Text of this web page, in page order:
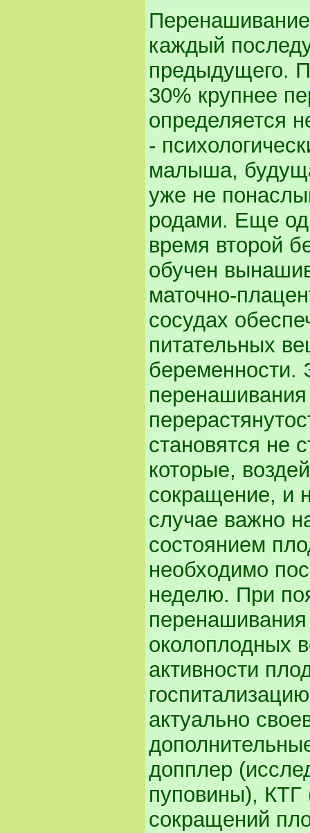
каждый
предыдущего.
30% крупнее
определяется
-
малыша,
уже не
родами. Еще
время второй
обучен
маточно-
сосудах
питательных
беременности.
перенашивания
становятся не
которые,
сокращение, и
случае важно
состоянием
необходимо
неделю. При
околоплодных
активности
актуально
допплер
пуповины), КТГ
сокращений